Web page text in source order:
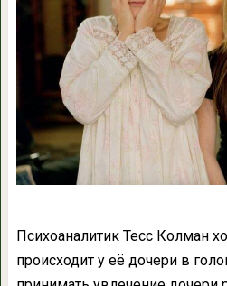
Психоаналитик Тесс Колман
происходит у её дочери в